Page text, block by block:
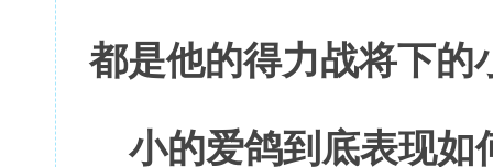
都是他的得力战将下的
小的爱鸽到底表现如